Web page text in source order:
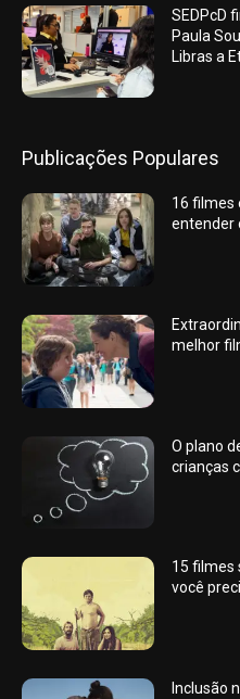
SEDPcD
Paula
Libras a
Publicações Populares
16 filmes
entender
melhor
O plano
crianças
15 filmes
você
Inclusão